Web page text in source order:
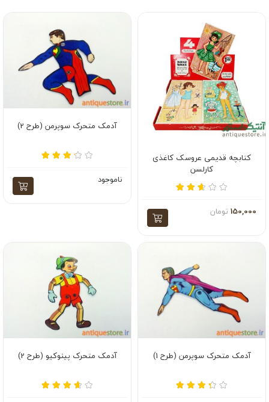
کتابچه قدیمی عروسک کاغذی
کارلسن
150,000 تومان
آدمک متحرک سوپرمن (طرح 2)
ناموجود
آدمک متحرک سوپرمن (طرح 1) آدمک متحرک پینوکیو (طرح 2)